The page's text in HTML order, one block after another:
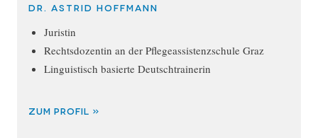
Dr. Astrid Hoffmann
Juristin
Rechtsdozentin an der Pflegeassistenzschule Graz
Linguistisch basierte Deutschtrainerin
ZUM PROFIL »